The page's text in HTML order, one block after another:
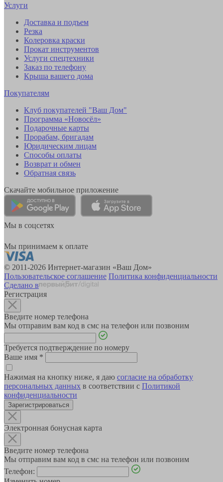
Услуги
Доставка и подъем
Резка
Колеровка краски
Прокат инструментов
Услуги спецтехники
Заказ по телефону
Крыша вашего дома
Покупателям
Клуб покупателей "Ваш Дом"
Программа «Новосёл»
Подарочные карты
Прорабам, бригадам
Юридическим лицам
Способы оплаты
Возврат и обмен
Обратная связь
Скачайте мобильное приложение
Мы в соцсетях
Мы принимаем к оплате
© 2011-2026 Интернет-магазин «Ваш Дом»
Пользовательское соглашение Политика конфиденциальности
Сделано в
Регистрация
Введите номер телефона
Мы отправим вам код в смс на телефон или позвоним
Требуется подтверждение по номеру
Ваше имя *
Нажимая на кнопку ниже, я даю согласие на обработку
персональных данных в соответствии с Политикой
конфиденциальности
Зарегистрироваться
Электронная бонусная карта
Введите номер телефона
Мы отправим вам код в смс на телефон или позвоним
Телефон: